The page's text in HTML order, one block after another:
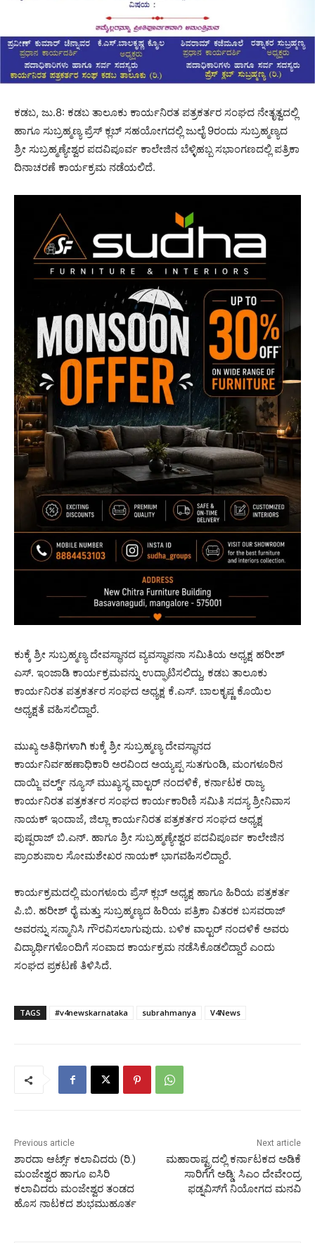
ಕಡಬ, ಜು.8: ಕಡಬ ತಾಲೂಕು ಕಾರ್ಯನಿರತ ಪತ್ರಕರ್ತರ ಸಂಘದ ನೇತೃತ್ವದಲ್ಲಿ
ಹಾಗೂ ಸುಬ್ರಹ್ಮಣ್ಯ ಪ್ರೆಸ್ ಕ್ಲಬ್ ಸಹಯೋಗದಲ್ಲಿ ಜುಲೈ 9ರಂದು ಸುಬ್ರಹ್ಮಣ್ಯದ
ಶ್ರೀ ಸುಬ್ರಹ್ಮಣ್ಯೇಶ್ವರ ಪದವಿಪೂರ್ವ ಕಾಲೇಜಿನ ಬೆಳ್ಳಿಹಬ್ಬ ಸಭಾಂಗಣದಲ್ಲಿ ಪತ್ರಿಕಾ
ದಿನಾಚರಣೆ ಕಾರ್ಯಕ್ರಮ ನಡೆಯಲಿದೆ.
ಕುಕ್ಕೆ ಶ್ರೀ ಸುಬ್ರಹ್ಮಣ್ಯ ದೇವಸ್ಥಾನದ ವ್ಯವಸ್ಥಾಪನಾ ಸಮಿತಿಯ ಅಧ್ಯಕ್ಷ ಹರೀಶ್
ಎಸ್. ಇಂಜಾಡಿ ಕಾರ್ಯಕ್ರಮವನ್ನು ಉದ್ಘಾಟಿಸಲಿದ್ದು, ಕಡಬ ತಾಲೂಕು
ಕಾರ್ಯನಿರತ ಪತ್ರಕರ್ತರ ಸಂಘದ ಅಧ್ಯಕ್ಷ ಕೆ.ಎಸ್. ಬಾಲಕೃಷ್ಣ ಕೊಯಿಲ
ಅಧ್ಯಕ್ಷತೆ ವಹಿಸಲಿದ್ದಾರೆ.
ಮುಖ್ಯ ಅತಿಥಿಗಳಾಗಿ ಕುಕ್ಕೆ ಶ್ರೀ ಸುಬ್ರಹ್ಮಣ್ಯ ದೇವಸ್ಥಾನದ
ಕಾರ್ಯನಿರ್ವಹಣಾಧಿಕಾರಿ ಅರವಿಂದ ಅಯ್ಯಪ್ಪ ಸುತಗುಂಡಿ, ಮಂಗಳೂರಿನ
ದಾಯ್ಜಿ ವರ್ಲ್ಡ್ ನ್ಯೂಸ್ ಮುಖ್ಯಸ್ಥ ವಾಲ್ಟರ್ ನಂದಳಿಕೆ, ಕರ್ನಾಟಕ ರಾಜ್ಯ
ಕಾರ್ಯನಿರತ ಪತ್ರಕರ್ತರ ಸಂಘದ ಕಾರ್ಯಕಾರಿಣಿ ಸಮಿತಿ ಸದಸ್ಯ ಶ್ರೀನಿವಾಸ
ನಾಯಕ್ ಇಂದಾಜೆ, ಜಿಲ್ಲಾ ಕಾರ್ಯನಿರತ ಪತ್ರಕರ್ತರ ಸಂಘದ ಅಧ್ಯಕ್ಷ
ಪುಷ್ಪರಾಜ್ ಬಿ.ಎನ್. ಹಾಗೂ ಶ್ರೀ ಸುಬ್ರಹ್ಮಣ್ಯೇಶ್ವರ ಪದವಿಪೂರ್ವ ಕಾಲೇಜಿನ
ಪ್ರಾಂಶುಪಾಲ ಸೋಮಶೇಖರ ನಾಯಕ್ ಭಾಗವಹಿಸಲಿದ್ದಾರೆ.
ಕಾರ್ಯಕ್ರಮದಲ್ಲಿ ಮಂಗಳೂರು ಪ್ರೆಸ್ ಕ್ಲಬ್ ಅಧ್ಯಕ್ಷ ಹಾಗೂ ಹಿರಿಯ ಪತ್ರಕರ್ತ
ಪಿ.ಬಿ. ಹರೀಶ್ ರೈ ಮತ್ತು ಸುಬ್ರಹ್ಮಣ್ಯದ ಹಿರಿಯ ಪತ್ರಿಕಾ ವಿತರಕ ಬಸವರಾಜ್
ಅವರನ್ನು ಸನ್ಮಾನಿಸಿ ಗೌರವಿಸಲಾಗುವುದು. ಬಳಿಕ ವಾಲ್ಟರ್ ನಂದಳಿಕೆ ಅವರು
ವಿದ್ಯಾರ್ಥಿಗಳೊಂದಿಗೆ ಸಂವಾದ ಕಾರ್ಯಕ್ರಮ ನಡೆಸಿಕೊಡಲಿದ್ದಾರೆ ಎಂದು
ಸಂಘದ ಪ್ರಕಟಣೆ ತಿಳಿಸಿದೆ.
TAGS #v4newskarnataka subrahmanya V4News
Previous article
ಶಾರದಾ ಆರ್ಟ್ಸ್ ಕಲಾವಿದರು (ರಿ.)
ಮಂಜೇಶ್ವರ ಹಾಗೂ ಐಸಿರಿ
ಕಲಾವಿದರು ಮಂಜೇಶ್ವರ ತಂಡದ
ಹೊಸ ನಾಟಕದ ಶುಭಮುಹೂರ್ತ
Next article
ಮಹಾರಾಷ್ಟ್ರದಲ್ಲಿ ಕರ್ನಾಟಕದ ಅಡಿಕೆ
ಸಾರಿಗೆಗೆ ಅಡ್ಡಿ: ಸಿಎಂ ದೇವೇಂದ್ರ
ಫಡ್ನವಿಸ್‌ಗೆ ನಿಯೋಗದ ಮನವಿ